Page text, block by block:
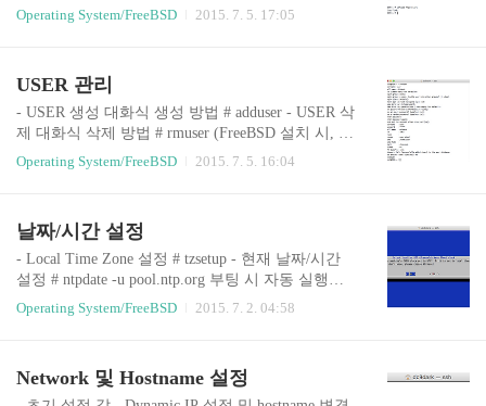
'Welcome :)' >> /etc/ftpwelcome FTP 사용자 접근 설
정# vi /etc/ftpusersroot로 접근을 하고 싶은 경우, 해
tp localhost - Anonymous FTP 설정 ftpd 서비스 중지
# service ftpd stop ftpd 서비스 자동 실행 설정 주석
처리 또는 제거# vi /etc/rc.conf#ftpd_enable="YES"
Operating System/FreeBSD 2015. 7. 5. 17:05
USER 관리
- USER 생성 대화식 생성 방법 # adduser - USER 삭
제 대화식 삭제 방법 # rmuser (FreeBSD 설치 시, fr
eebsd(기본 계정)에 대해서 적절한 조치가 필요함)
USER 삭제 # pw userdel username USER 삭제(홈디
권한으로 su 명령어를 사용할 수가 없다. su: Sorry s
u: Sorry for normal user account. 일반 사용자 권한
으로 su 명령어를 사용하기 위해서는 wheel 그룹을
ser account to the..
Operating System/FreeBSD 2015. 7. 5. 16:04
날짜/시간 설정
- Local Time Zone 설정 # tzsetup - 현재 날짜/시간
설정 # ntpdate -u pool.ntp.org 부팅 시 자동 실행하
도록 설정 # echo 'ntpd_enable="YES"' >> /etc/rc.con
f ntpd 실행 # service ntpd start (enable time daemon n
Operating System/FreeBSD 2015. 7. 2. 04:58
Network 및 Hostname 설정